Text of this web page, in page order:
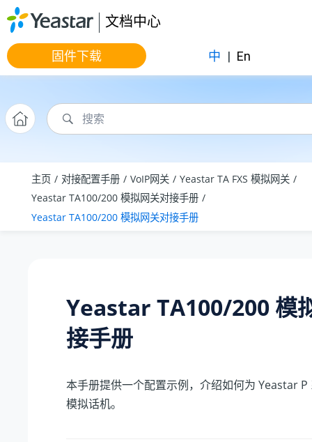
跳转到主要内容
文档中心
固件下载 中 | En
主页 对接配置手册 VoIP网关
Yeastar TA FXS 模拟网关
Yeastar TA100/200 模拟网关对接手册
Yeastar TA100/200 模拟网关对接手册
Yeastar TA100/200 模
接手册
本手册提供一个配置示例，介绍如何为 Yeastar P
模拟话机。